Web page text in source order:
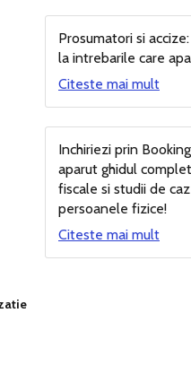
Prosumatori si
la intrebarile care
Citeste mai mult
Inchiriezi prin
aparut ghidul
fiscale si studii de
persoanele fizice!
Citeste mai mult